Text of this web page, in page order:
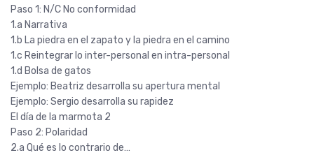
Paso 1: N/C No conformidad
1.a Narrativa
1.b La piedra en el zapato y la piedra en el camino
1.c Reintegrar lo inter-personal en intra-personal
1.d Bolsa de gatos
Ejemplo: Beatriz desarrolla su apertura mental
Ejemplo: Sergio desarrolla su rapidez
El día de la marmota 2
Paso 2: Polaridad
2.a Qué es lo contrario de…